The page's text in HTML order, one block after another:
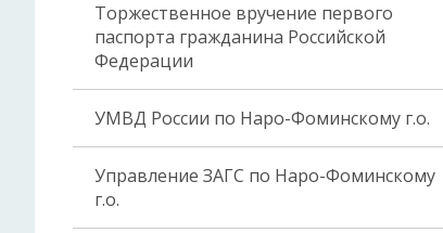
Торжественное вручение первого
паспорта гражданина Российской
Федерации
УМВД России по Наро-Фоминскому г.о.
Управление ЗАГС по Наро-Фоминскому
г.о.